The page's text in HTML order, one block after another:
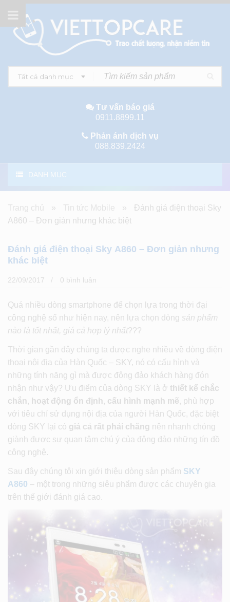
Tất cả danh mục
Tư vấn báo giá
0911.8899.11
Phản ánh dịch vụ
088.839.2424
DANH MỤC
Trang chủ » Tin tức Mobile »
Đánh giá điện thoại Sky
A860 – Đơn giản nhưng khác biệt
Đánh giá điện thoại Sky A860 – Đơn giản nhưng
khác biệt
22/09/2017 0 bình luân
Quá nhiều dòng smartphone để chọn lựa trong thời đại
công nghệ số như hiện nay, nên lựa chọn dòng sản phẩm
nào là tốt nhất, giá cả hợp lý nhất???
Thời gian gần đây chúng ta được nghe nhiều về dòng điện
thoại nội địa của Hàn Quốc – SKY, nó có cấu hình và
những tính năng gì mà được đông đảo khách hàng đón
nhận như vậy? Ưu điểm của dòng SKY là ở thiết kế chắc
chắn, hoạt động ổn định, cấu hình mạnh mẽ, phù hợp
với tiêu chí sử dụng nội địa của người Hàn Quốc, đặc biệt
dòng SKY lại có giá cả rất phải chăng nên nhanh chóng
giành được sự quan tâm chú ý của đông đảo những tín đồ
công nghệ.
Sau đây chúng tôi xin giới thiệu dòng sản phẩm SKY
A860 – một trong những siêu phẩm được các chuyên gia
trên thế giới đánh giá cao.